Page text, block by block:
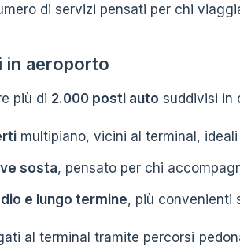
di servizi pensati per chi
in aeroporto
più di 2.000 posti auto suddivisi in
multipiano, vicini al terminal,
sosta, pensato per chi
e lungo termine, più convenienti
al terminal tramite percorsi